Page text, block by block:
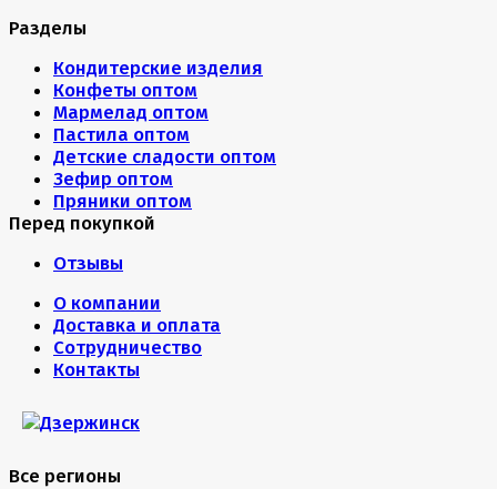
Разделы
Кондитерские изделия
Конфеты оптом
Мармелад оптом
Пастила оптом
Детские сладости оптом
Зефир оптом
Пряники оптом
Перед покупкой
Отзывы
О компании
Доставка и оплата
Сотрудничество
Контакты
Все регионы